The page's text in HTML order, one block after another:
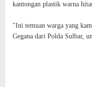
kantongan plastik warna
"Ini temuan warga yang
Gegana dari Polda Sulbar,